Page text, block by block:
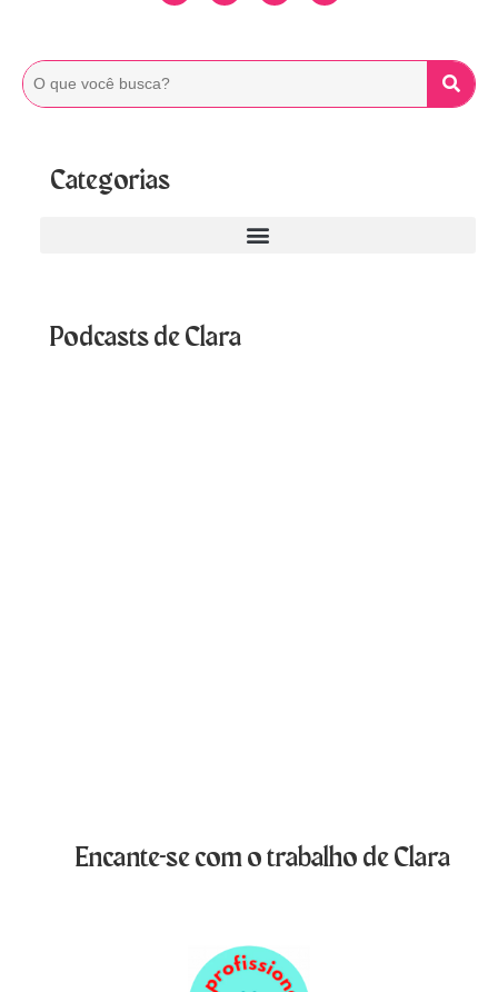
Categorias
Podcasts de Clara
Encante-se com o trabalho de Clara